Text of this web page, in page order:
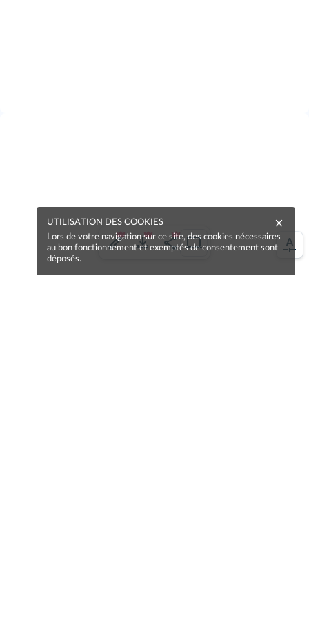
UTILISATION DES COOKIES
Lors de votre navigation sur ce site, des cookies nécessaires
au bon fonctionnement et exemptés de consentement sont
déposés.